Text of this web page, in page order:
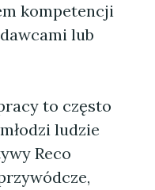
kompetencji
lub
to często
ludzie
Reco